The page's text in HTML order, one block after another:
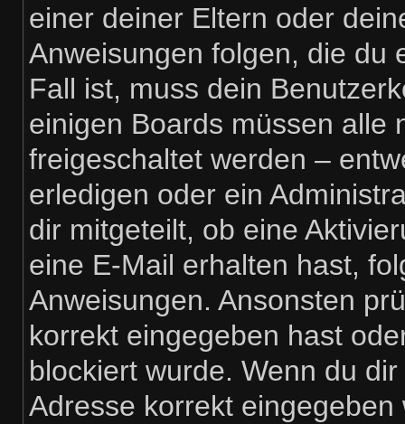
einer deiner Eltern oder
Anweisungen folgen, die du
Fall ist, muss dein
einigen Boards müssen alle
freigeschaltet werden –
erledigen oder ein
dir mitgeteilt, ob eine
eine E-Mail erhalten hast,
Anweisungen. Ansonsten
korrekt eingegeben hast
blockiert wurde. Wenn du
Adresse korrekt